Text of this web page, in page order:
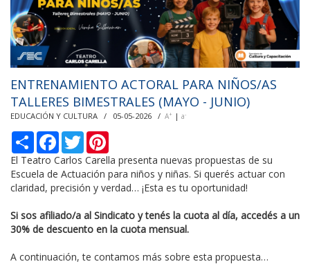
ENTRENAMIENTO ACTORAL PARA NIÑOS/AS
TALLERES BIMESTRALES (MAYO - JUNIO)
EDUCACIÓN Y CULTURA / 05-05-2026 / A+ | a-
С
о
д
е
л
F
c
e
b
o
k
T
w
i
t
t
e
n
t
e
r
s
t
El Teatro Carlos Carella presenta nuevas propuestas de su
Escuela de Actuación para niños y niñas. Si querés actuar con
claridad, precisión y verdad… ¡Esta es tu oportunidad!
Si sos afiliado/a al Sindicato y tenés la cuota al día, accedés a un
30% de descuento en la cuota mensual.
A continuación, te contamos más sobre esta propuesta…